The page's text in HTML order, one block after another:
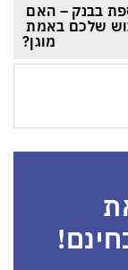
בבנק – האם
שלכם באמת
מוגן?